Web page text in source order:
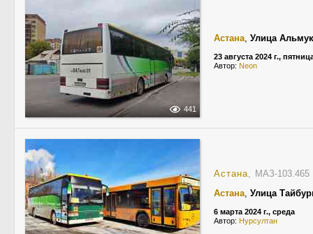
441
Астана, Улица
23 августа 2024 г.,
Автор: Neon
Астана, МАЗ-103.465
Астана, Улица
6 марта 2024 г., среда
Автор: Нурсултан